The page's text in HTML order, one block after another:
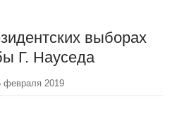
выборах
Г. Науседа
февраля 2019